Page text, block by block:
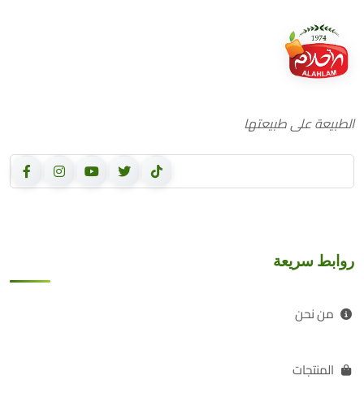
الطبيعة على طبيعتها
روابط سريعة
من نحن
المنتجات